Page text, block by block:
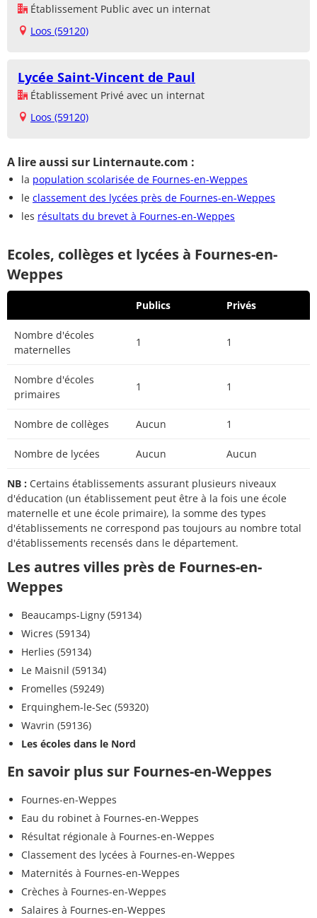
Établissement Public avec un internat
Loos (59120)
Lycée Saint-Vincent de Paul
Établissement Privé avec un internat
Loos (59120)
A lire aussi sur Linternaute.com :
la population scolarisée de Fournes-en-Weppes
le classement des lycées près de Fournes-en-Weppes
les résultats du brevet à Fournes-en-Weppes
Ecoles, collèges et lycées à Fournes-en-
Weppes
Publics Privés
Nombre d'écoles
maternelles
1 1
Nombre d'écoles
primaires
1 1
Nombre de collèges Aucun 1
Nombre de lycées Aucun Aucun
NB : Certains établissements assurant plusieurs niveaux
d'éducation (un établissement peut être à la fois une école
maternelle et une école primaire), la somme des types
d'établissements ne correspond pas toujours au nombre total
d'établissements recensés dans le département.
Les autres villes près de Fournes-en-
Weppes
Beaucamps-Ligny (59134)
Wicres (59134)
Herlies (59134)
Le Maisnil (59134)
Fromelles (59249)
Erquinghem-le-Sec (59320)
Wavrin (59136)
Les écoles dans le Nord
En savoir plus sur Fournes-en-Weppes
Fournes-en-Weppes
Eau du robinet à Fournes-en-Weppes
Résultat régionale à Fournes-en-Weppes
Classement des lycées à Fournes-en-Weppes
Maternités à Fournes-en-Weppes
Crèches à Fournes-en-Weppes
Salaires à Fournes-en-Weppes